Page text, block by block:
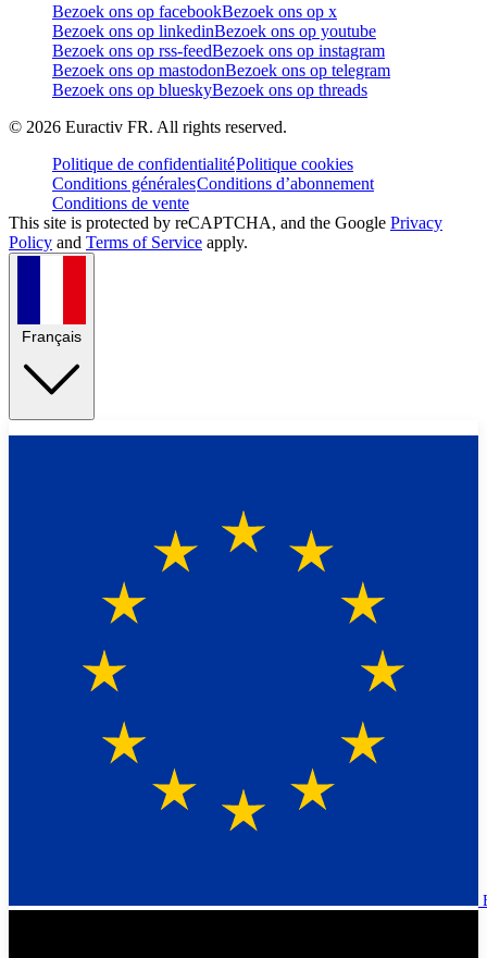
Bezoek ons op facebookBezoek ons op x
Bezoek ons op linkedinBezoek ons op youtube
Bezoek ons op rss-feedBezoek ons op instagram
Bezoek ons op mastodonBezoek ons op telegram
Bezoek ons op blueskyBezoek ons op threads
© 2026 Euractiv FR. All rights reserved.
Politique de confidentialitéPolitique cookies
Conditions généralesConditions d’abonnement
Conditions de vente
This site is protected by reCAPTCHA, and the Google Privacy
Policy and Terms of Service apply.
Français